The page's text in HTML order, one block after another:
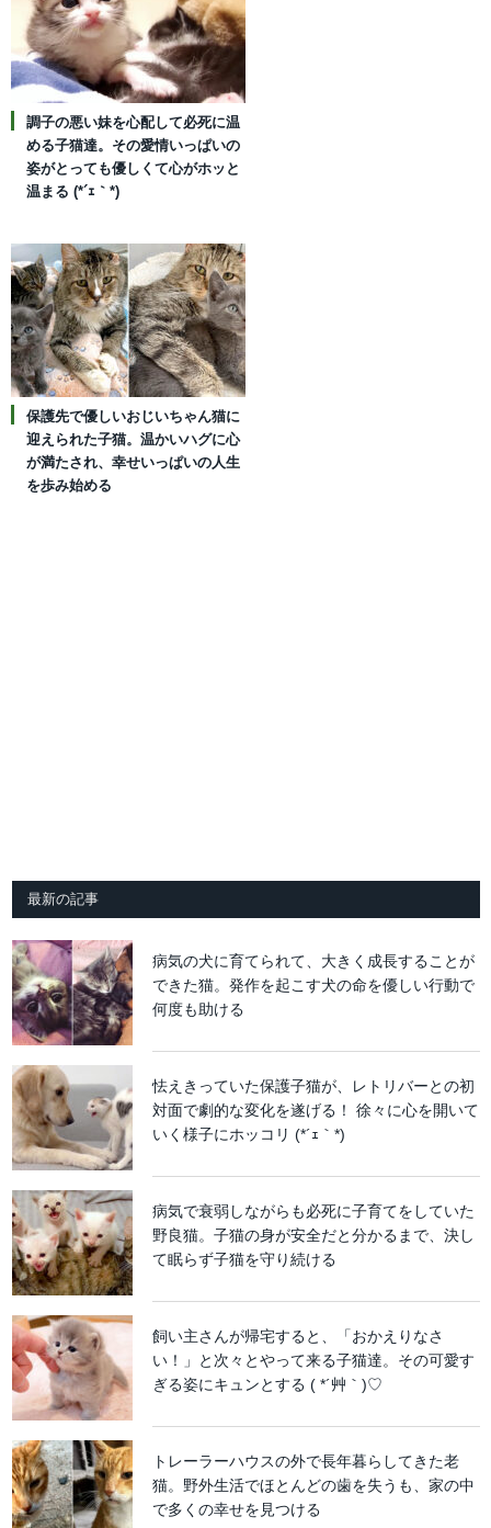
調子の悪い妹を心配して必死に温
める子猫達。その愛情いっぱいの
姿がとっても優しくて心がホッと
温まる (*´ｪ｀*)
保護先で優しいおじいちゃん猫に
迎えられた子猫。温かいハグに心
が満たされ、幸せいっぱいの人生
を歩み始める
最新の記事
病気の犬に育てられて、大きく成長することが
できた猫。発作を起こす犬の命を優しい行動で
何度も助ける
怯えきっていた保護子猫が、レトリバーとの初
対面で劇的な変化を遂げる！ 徐々に心を開いて
いく様子にホッコリ (*´ｪ｀*)
病気で衰弱しながらも必死に子育てをしていた
野良猫。子猫の身が安全だと分かるまで、決し
て眠らず子猫を守り続ける
飼い主さんが帰宅すると、「おかえりなさ
い！」と次々とやって来る子猫達。その可愛す
ぎる姿にキュンとする ( *´艸｀)♡
トレーラーハウスの外で長年暮らしてきた老
猫。野外生活でほとんどの歯を失うも、家の中
で多くの幸せを見つける